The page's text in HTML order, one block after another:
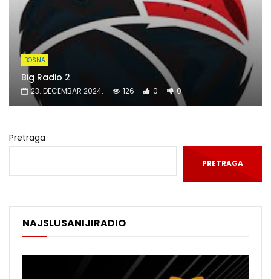
BOSNA
Big Radio 2
23. DECEMBAR 2024. 126 0 0
Pretraga
PRETRAGA
NAJSLUSANIJIRADIO